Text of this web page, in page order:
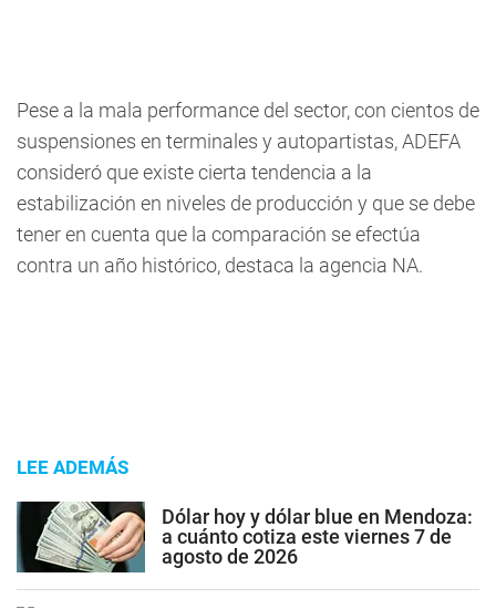
Pese a la mala performance del sector, con cientos de
suspensiones en terminales y autopartistas, ADEFA
consideró que existe cierta tendencia a la
estabilización en niveles de producción y que se debe
tener en cuenta que la comparación se efectúa
contra un año histórico, destaca la agencia NA.
LEE ADEMÁS
Dólar hoy y dólar blue en Mendoza:
a cuánto cotiza este viernes 7 de
agosto de 2026